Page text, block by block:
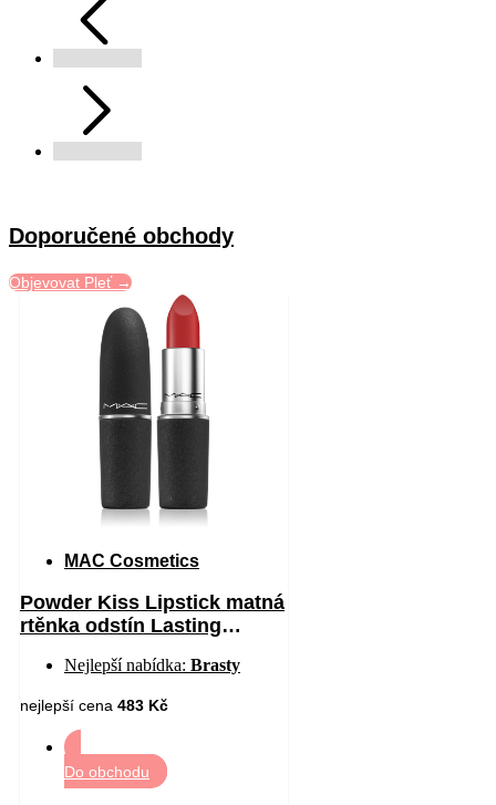
Doporučené obchody
Objevovat Pleť →
MAC Cosmetics
Powder Kiss Lipstick matná
rtěnka odstín Lasting
Nejlepší nabídka: Brasty
nejlepší cena 483 Kč
Do obchodu